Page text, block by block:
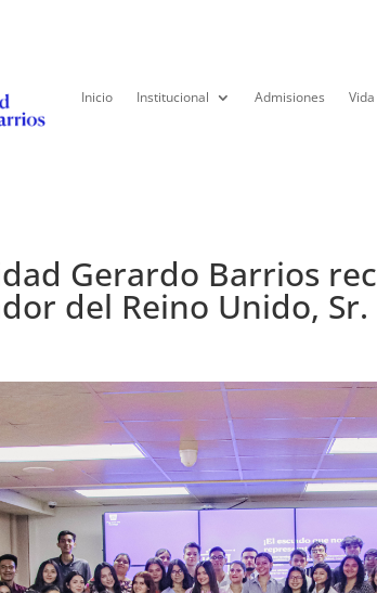
Inicio Institucional Admisiones
Gerardo Barrios
del Reino Unido,